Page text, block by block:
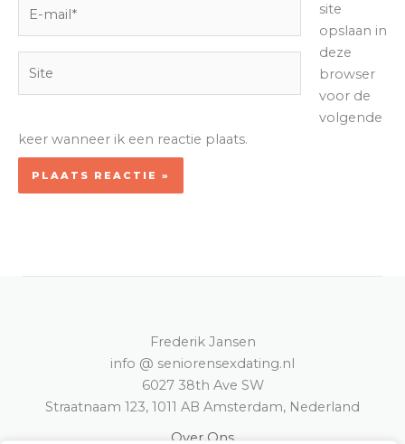
mail*
site
opslaan in
deze
browser
voor de
volgende
keer wanneer ik een reactie plaats.
Frederik Jansen
info @ seniorensexdating.nl
6027 38th Ave SW
Straatnaam 123, 1011 AB Amsterdam, Nederland
Over Ons